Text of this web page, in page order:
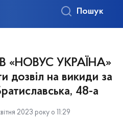
Пошук
«НОВУС УКРАЇНА»
дозвіл на викиди за
48-а
2023 року о 11:29